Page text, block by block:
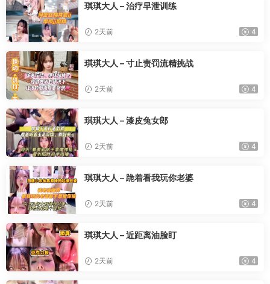
琪琪大人 – 治疗早泄训练
2天前 4
琪琪大人 – 寸止责罚流精挑战
2天前 4
琪琪大人 – 漆皮兔女郎
2天前 4
琪琪大人 – 跪着看我玩你老婆
2天前 4
琪琪大人 – 近距离油脸盯
2天前 4